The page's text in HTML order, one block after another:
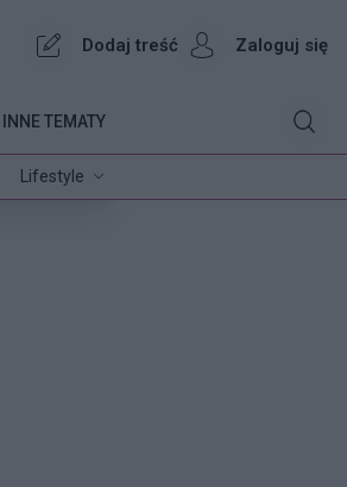
Dodaj treść Zaloguj się
Lifestyle
INNE TEMATY